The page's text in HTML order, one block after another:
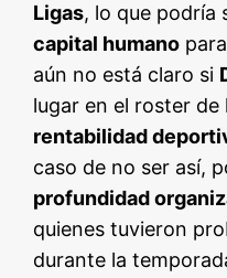
Ligas, lo que podría
capital humano
aún no está claro si
lugar en el roster de
rentabilidad
caso de no ser así,
profundidad
quienes tuvieron
durante la